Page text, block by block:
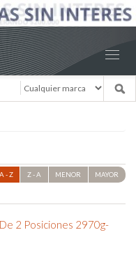
A - Z Z - A MENOR MAYOR
2 Posiciones 2970g-